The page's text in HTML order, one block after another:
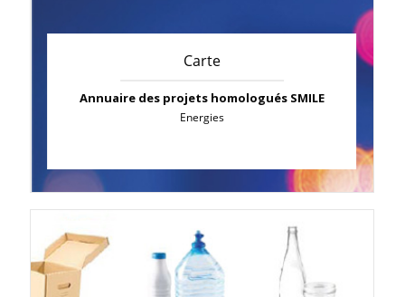
Carte
Annuaire des projets homologués SMILE
Energies